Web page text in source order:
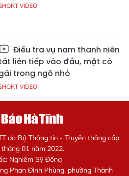
VIDEO
Điều tra vụ nam thanh niên
liên tiếp vào đầu, mặt cô
trong ngõ nhỏ
VIDEO
do Bộ Thông tin - Truyền thông cấp
01 năm 2022.
Nghiêm Sỹ Đống
Phan Đình Phùng, phường Thành